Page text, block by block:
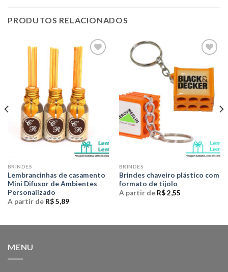
PRODUTOS RELACIONADOS
Adicionar
aos meus
desejos
BRINDES
Lembrancinhas de casamento
Mini Difusor de Ambientes
Personalizado
A partir de R$5,89
aos meus
desejos
BRINDES
Brindes chaveiro plástico com
formato de tijolo
A partir de R$2,55
MENU